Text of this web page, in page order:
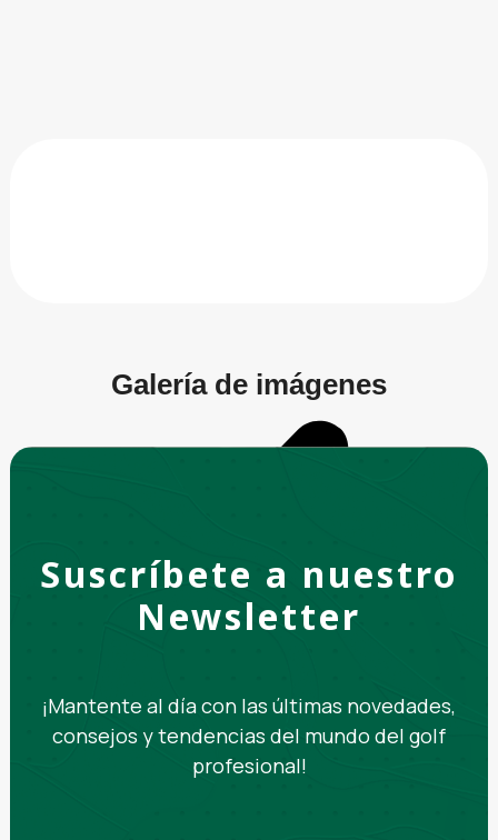
Galería de imágenes
Suscríbete a nuestro
Newsletter
¡Mantente al día con las últimas novedades,
consejos y tendencias del mundo del golf
profesional!